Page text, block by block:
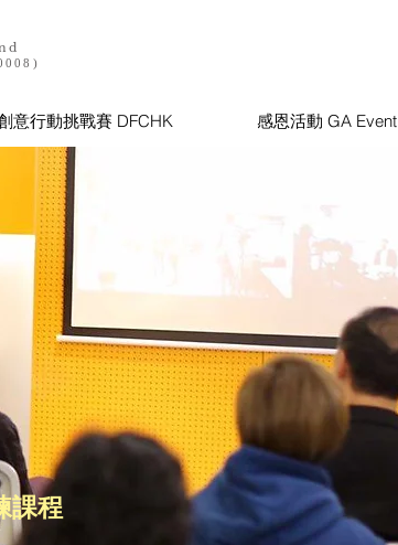
意行動挑戰賽 DFCHK 感恩活動 GA Event
及職場專業應用解決方案
DiSC®心理行為測評
創辦人 Bill Gates"
課程